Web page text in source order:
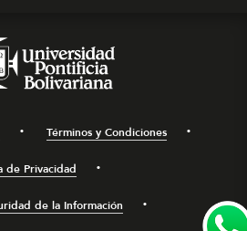
Términos y Condiciones
de Privacidad
de la Información